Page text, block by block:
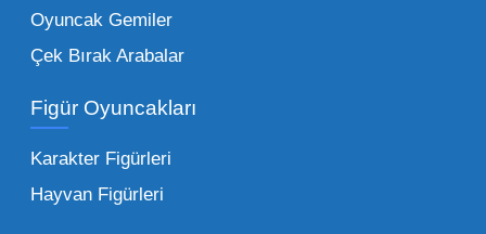
Peluş Oyuncaklar:
vazgeçilmezi olan yumuşak dokulu sevilen
seçeneklerimizi keşfederek koleksiyonunuza
en sevilen karakterleri ekleyebilirsiniz.
Eğitici Setler:
Oyuncak Gemiler
Çek Bırak Arabalar
Figür Oyuncakları
Karakter Figürleri
Hayvan Figürleri